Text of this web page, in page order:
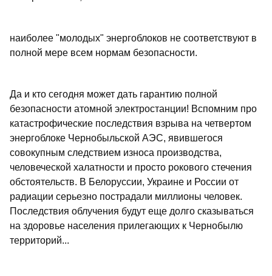
наиболее "молодых" энергоблоков не соответствуют в
полной мере всем нормам безопасности.
Да и кто сегодня может дать гарантию полной
безопасности атомной электростанции! Вспомним про
катастрофические последствия взрыва на четвертом
энергоблоке Чернобыльской АЭС, явившегося
совокупным следствием износа производства,
человеческой халатности и просто рокового стечения
обстоятельств. В Белоруссии, Украине и России от
радиации серьезно пострадали миллионы человек.
Последствия облучения будут еще долго сказываться
на здоровье населения прилегающих к Чернобылю
территорий...